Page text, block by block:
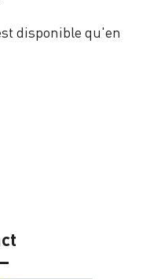
disponible qu'en